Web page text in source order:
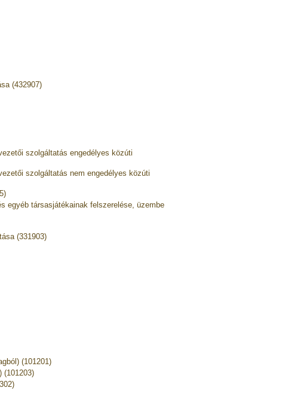
(432907)
szolgáltatás engedélyes közúti
szolgáltatás nem engedélyes közúti
egyéb társasjátékainak felszerelése, üzembe
(331903)
(101201)
(101203)